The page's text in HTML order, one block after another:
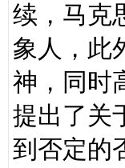
续，马克
象人，此
神，同时
提出了关
到否定的